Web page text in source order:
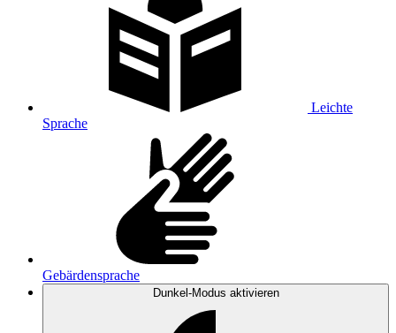
Leichte
Sprache
Gebärdensprache
Dunkel-Modus aktivieren